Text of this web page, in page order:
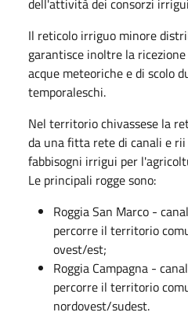
Il reticolo irriguo minore
garantisce inoltre la
acque meteoriche e di scolo
temporaleschi.
Nel territorio chivassese la
da una fitta rete di canali e
fabbisogni irrigui per
Le principali rogge sono:
Roggia San Marco -
percorre il territorio
ovest/est;
Roggia Campagna -
percorre il territorio
nordovest/sudest.